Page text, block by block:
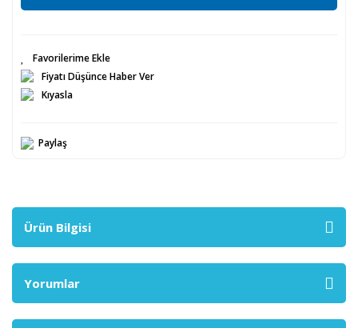
Fiyatı Düşünce Haber Ver
Kıyasla
Paylaş
Ürün Bilgisi
Yorumlar